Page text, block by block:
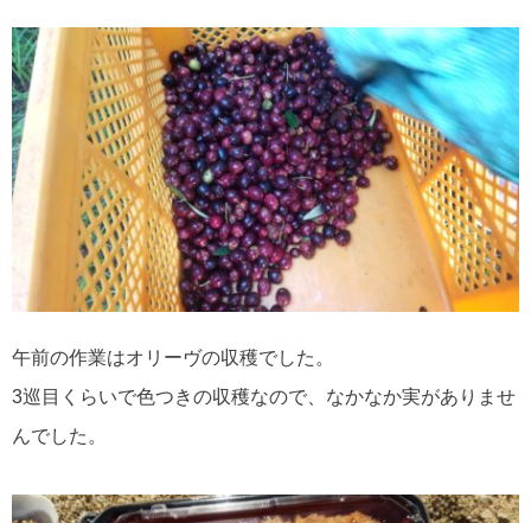
午前の作業はオリーヴの収穫でした。
3巡目くらいで色つきの収穫なので、なかなか実がありませ
んでした。